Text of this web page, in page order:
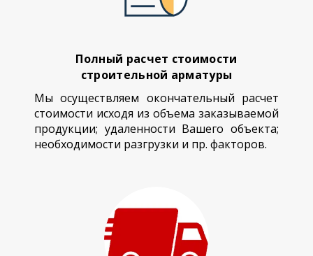
Полный расчет стоимости
строительной арматуры
Мы осуществляем окончательный расчет
стоимости исходя из объема заказываемой
продукции; удаленности Вашего объекта;
необходимости разгрузки и пр. факторов.